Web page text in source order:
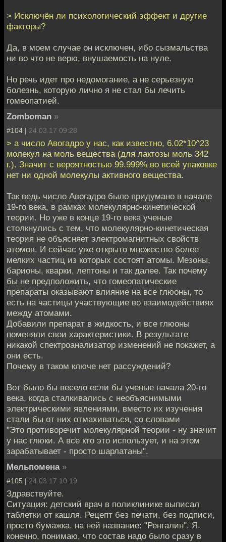
> Исключён ли психологический эффект и другие
факторы?
Да, в моем случае он исключен, ибо сызмальства
ни во что не верю, внушаемость на нуле.
Но речь идет про недомогание, а не серьезную
болезнь, которую лично я не стал бы лечить
гомеопатией.
Zomboman »
#104 | 24.03.17 09:28
> а число Авогадро у нас, как известно, 6.02*10^23
молекул на моль вещества (для лактозы моль 342
г.). Значит с вероятностью 99.999% во всей упаковке
нет ни одной молекулы активного вещества.
Так ведь число Авогадро было придумано в начале
19-го века, в рамках молекулярно-кинетической
теории. Но уже в конце 19-го века ученые
столкнулись с тем, что молекулярно-кинетическая
теория не объясняет электромагнитных свойств
атомов. И сейчас уже открыто множество более
мелких частиц из которых состоят атомы. Мезоны,
барионы, кварки, лептоны и так далее. Так почему
бы не предположить, что гомеопатические
препараты оказывают влияние на все глюоны, то
есть на частицы участвующие во взаимодействиях
между атомами.
Добавили препарат в жидкость, и все глюоны
поменяли свои характеристики. В результате
никакой спектроанализатор изменений не покажет, а
они есть.
Почему в таком ключе нет рассуждений?
Вот было бы весело если бы ученые начала 20-го
века, когда сталкивались с необъяснимыми
электрическими явлениями, вместо их изучения
стали бы от них отмахиваться, со словами
"Это противоречит молекулярной теории - ну значит
у нас глюки. А все кто это использует, и на этом
зарабатывает - просто шарлатаны".
Мельпомена »
#105 | 24.03.17 10:19
Здравствуйте.
Ситуация: детский врач в поликлинике выписал
таблетки от кашля. Рецепт без печати, без подписи,
просто бумажка, на ней название: "Ренгалин". Я,
конечно, понимаю, что состав надо было сразу в